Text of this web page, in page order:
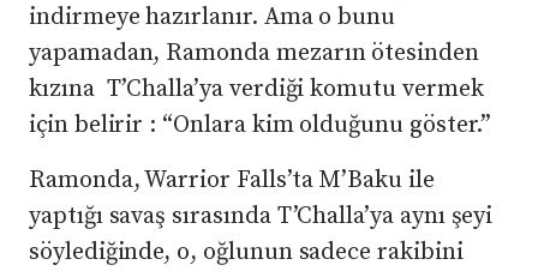
indirmeye hazırlanır. Ama o bunu
yapamadan, Ramonda mezarın ötesinden
kızına T’Challa’ya verdiği komutu vermek
için belirir : “Onlara kim olduğunu göster.”
Ramonda, Warrior Falls’ta M’Baku ile
yaptığı savaş sırasında T’Challa’ya aynı şeyi
söylediğinde, o, oğlunun sadece rakibini